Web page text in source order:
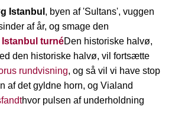
Istanbul , byen af 'Sultans', vuggen
af år, og smage den
Istanbul turnéDen historiske halvø,
den historiske halvø, vil fortsætte
rundvisning, og så vil vi have stop
af det gyldne horn, og Vialand
hvor pulsen af underholdning